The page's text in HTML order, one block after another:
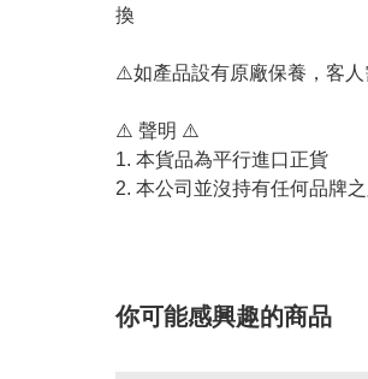
換
⚠️如產品設有原廠保養，客
⚠️ 聲明 ⚠️
1. 本貨品為平行進口正貨
2. 本公司並沒持有任何品牌
你可能感興趣的商品